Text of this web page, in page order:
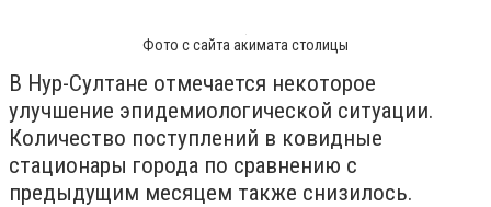
Фото с сайта акимата столицы
В Нур-Султане отмечается некоторое
улучшение эпидемиологической ситуации.
Количество поступлений в ковидные
стационары города по сравнению с
предыдущим месяцем также снизилось.